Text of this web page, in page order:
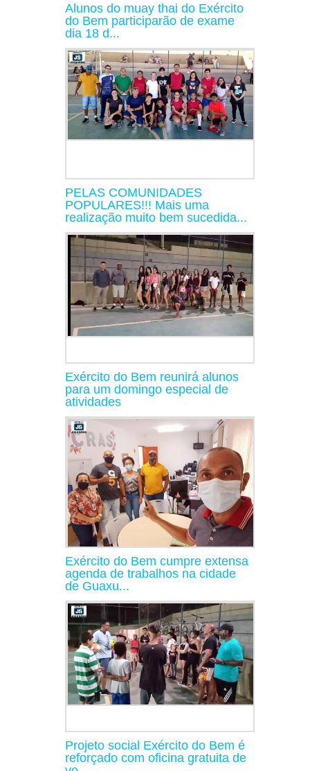
Alunos do muay thai do Exército
do Bem participarão de exame
dia 18 d...
PELAS COMUNIDADES
POPULARES!!! Mais uma
realização muito bem sucedida...
Exército do Bem reunirá alunos
para um domingo especial de
atividades
Exército do Bem cumpre extensa
agenda de trabalhos na cidade
de Guaxu...
Projeto social Exército do Bem é
reforçado com oficina gratuita de